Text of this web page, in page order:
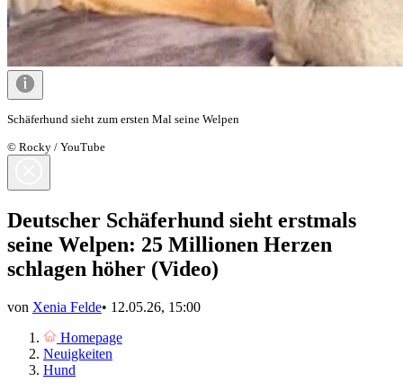
Schäferhund sieht zum ersten Mal seine Welpen
© Rocky / YouTube
Deutscher Schäferhund sieht erstmals
seine Welpen: 25 Millionen Herzen
schlagen höher (Video)
von Xenia Felde• 12.05.26, 15:00
Homepage
Neuigkeiten
Hund